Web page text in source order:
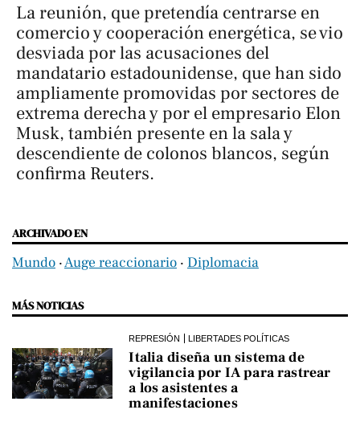
La reunión, que pretendía centrarse en
comercio y cooperación energética, se vio
desviada por las acusaciones del
mandatario estadounidense, que han sido
ampliamente promovidas por sectores de
extrema derecha y por el empresario Elon
Musk, también presente en la sala y
descendiente de colonos blancos, según
confirma Reuters.
ARCHIVADO EN
Mundo ‧Auge reaccionario ‧ Diplomacia
MÁS NOTICIAS
REPRESIÓN LIBERTADES POLÍTICAS
Italia diseña un sistema de
vigilancia por IA para rastrear
a los asistentes a
manifestaciones